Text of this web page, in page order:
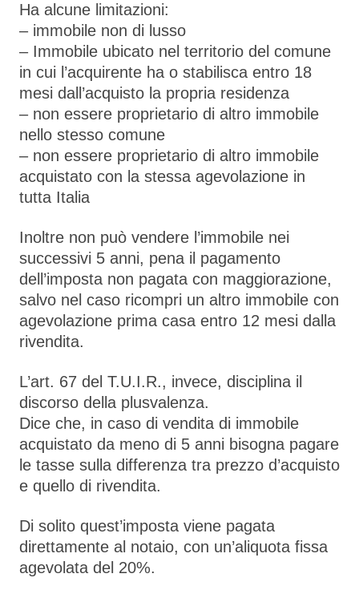
Ha alcune limitazioni:
– immobile non di lusso
– Immobile ubicato nel territorio del comune
in cui l’acquirente ha o stabilisca entro 18
mesi dall’acquisto la propria residenza
– non essere proprietario di altro immobile
nello stesso comune
– non essere proprietario di altro immobile
acquistato con la stessa agevolazione in
tutta Italia
Inoltre non può vendere l’immobile nei
successivi 5 anni, pena il pagamento
dell’imposta non pagata con maggiorazione,
salvo nel caso ricompri un altro immobile con
agevolazione prima casa entro 12 mesi dalla
rivendita.
L’art. 67 del T.U.I.R., invece, disciplina il
discorso della plusvalenza.
Dice che, in caso di vendita di immobile
acquistato da meno di 5 anni bisogna pagare
le tasse sulla differenza tra prezzo d’acquisto
e quello di rivendita.
Di solito quest’imposta viene pagata
direttamente al notaio, con un’aliquota fissa
agevolata del 20%.